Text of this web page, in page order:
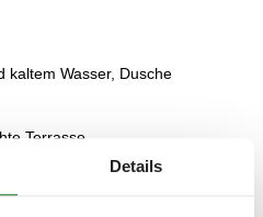
kaltem Wasser, Dusche
Terrasse
Details